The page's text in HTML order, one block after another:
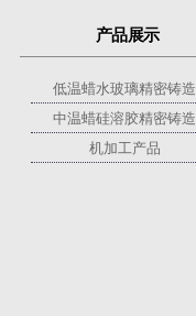
产品展示
低温蜡水玻璃精密铸造
中温蜡硅溶胶精密铸造
机加工产品